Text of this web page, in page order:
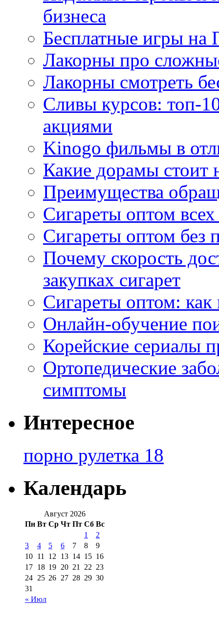
бизнеса
Бесплатные игры на
Лакорны про
Лакорны смотреть
Сливы курсов: топ-
акциями
Kinogo фильмы в
Какие дорамы стоит
Преимущества
Сигареты оптом
Сигареты оптом без
Почему скорость
закупках сигарет
Сигареты оптом:
Онлайн-обучение
Корейские сериалы
Ортопедические
симптомы
Интересное
порно рулетка 18
Календарь
Август 2026
Пн Вт Ср Чт Пт Сб Вс
« Июл
1
2
3
4 5 6 7 8
9
10 11 12 13 14 15 16
17 18 19 20 21 22 23
24 25 26 27 28 29 30
31